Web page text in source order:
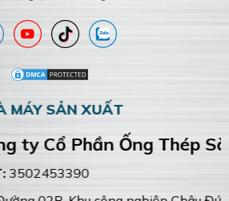
Ống Thép Sài Gòn